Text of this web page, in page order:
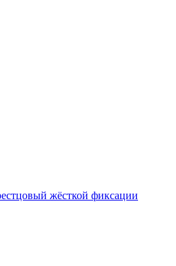
жёсткой фиксации